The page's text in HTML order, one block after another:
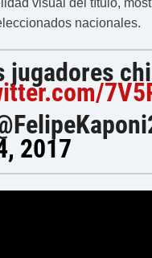
visual del título,
nacionales.
jugadores
2017